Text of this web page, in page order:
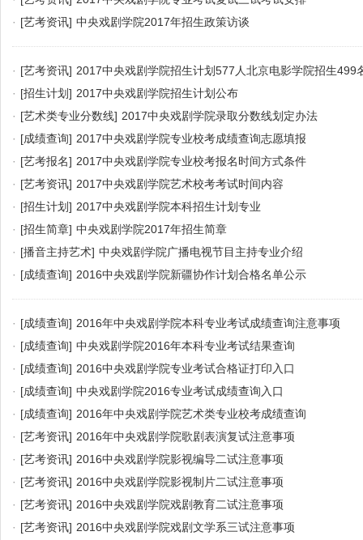
· [艺考资讯] 中央戏剧学院2017年招生政策访谈
· [艺考资讯] 2017中央戏剧学院招生计划577人北京电影学院招生499
· [招生计划] 2017中央戏剧学院招生计划公布
· [艺术类专业分数线] 2017中央戏剧学院录取分数线划定办法
· [成绩查询] 2017中央戏剧学院专业校考成绩查询志愿填报
· [艺考报名] 2017中央戏剧学院专业校考报名时间方式条件
· [艺考资讯] 2017中央戏剧学院艺术校考考试时间内容
· [招生计划] 2017中央戏剧学院本科招生计划专业
· [招生简章] 中央戏剧学院2017年招生简章
· [播音主持艺术] 中央戏剧学院广播电视节目主持专业介绍
· [成绩查询] 2016中央戏剧学院新疆协作计划合格名单公示
· [成绩查询] 2016年中央戏剧学院本科专业考试成绩查询注意事项
· [成绩查询] 中央戏剧学院2016年本科专业考试结果查询
· [成绩查询] 2016中央戏剧学院专业考试合格证打印入口
· [成绩查询] 中央戏剧学院2016专业考试成绩查询入口
· [成绩查询] 2016年中央戏剧学院艺术类专业校考成绩查询
· [艺考资讯] 2016年中央戏剧学院歌剧表演复试注意事项
· [艺考资讯] 2016中央戏剧学院影视编导二试注意事项
· [艺考资讯] 2016中央戏剧学院影视制片二试注意事项
· [艺考资讯] 2016中央戏剧学院戏剧教育二试注意事项
· [艺考资讯] 2016中央戏剧学院戏剧文学系三试注意事项